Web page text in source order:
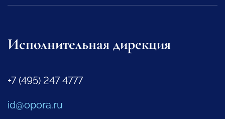
Исполнительная дирекция
+7 (495) 247 4777
id@opora.ru